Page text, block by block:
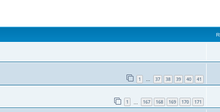
1 … 37 38 39 40 41
1 167 168 169 170 171